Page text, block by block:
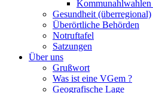
Kommunahlwahlen
Gesundheit (überregional)
Überörtliche Behörden
Notruftafel
Satzungen
Über uns
Grußwort
Was ist eine VGem ?
Geografische Lage